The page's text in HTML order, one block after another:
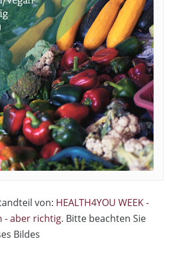
von: HEALTH4YOU WEEK -
- aber richtig. Bitte beachten Sie
Bildes